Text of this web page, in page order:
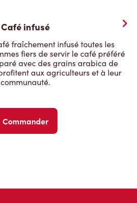
Café infusé
fraîchement infusé toutes les
fiers de servir le café préféré
avec des grains arabica de
aux agriculteurs et à leur
communauté.
Commander